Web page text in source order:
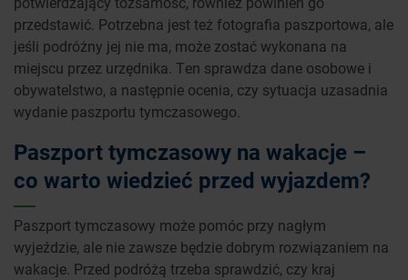
przedstawić. Potrzebna jest też fotografia paszportowa, ale
jeśli podróżny jej nie ma, może zostać wykonana na
miejscu przez urzędnika. Ten sprawdza dane osobowe i
obywatelstwo, a następnie ocenia, czy sytuacja uzasadnia
wydanie paszportu tymczasowego.
Paszport tymczasowy na wakacje –
co warto wiedzieć przed wyjazdem?
Paszport tymczasowy może pomóc przy nagłym
wyjeździe, ale nie zawsze będzie dobrym rozwiązaniem na
wakacje. Przed podróżą trzeba sprawdzić, czy kraj